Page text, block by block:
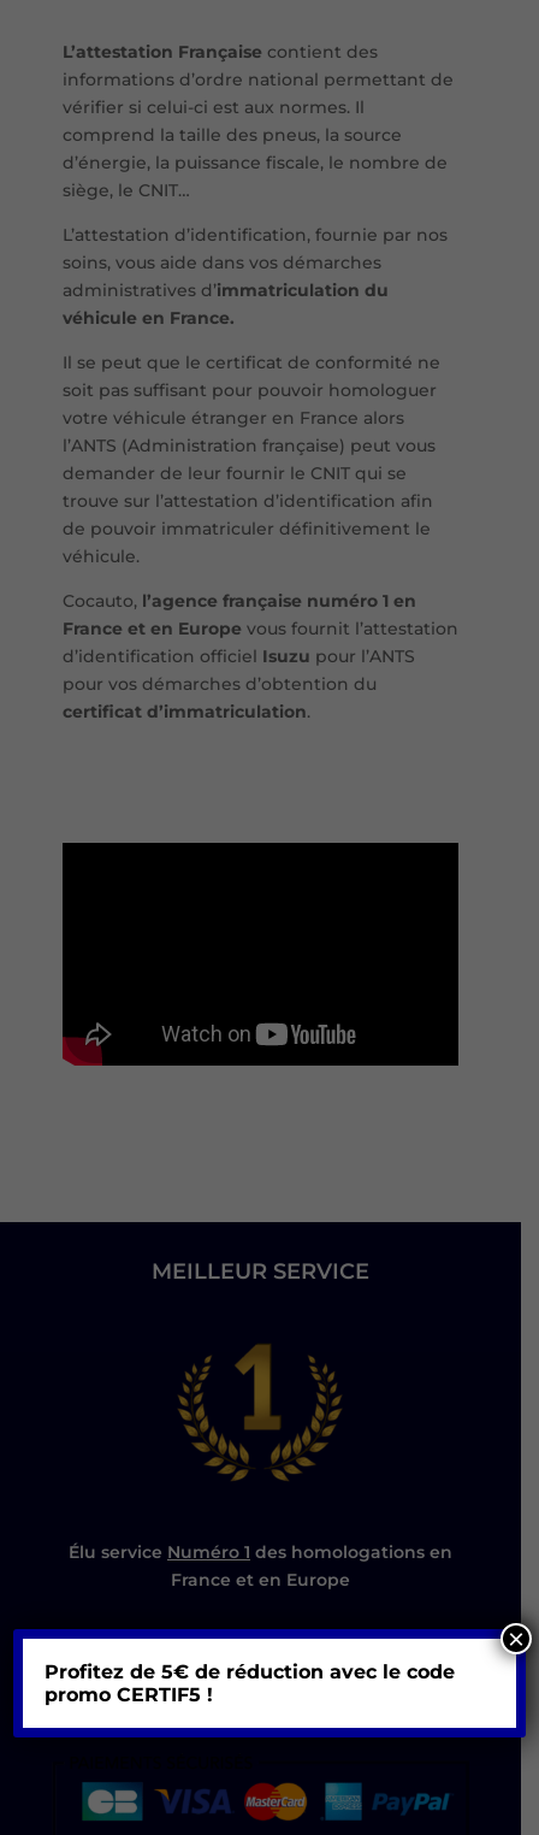
L’attestation Française contient des
informations d’ordre national permettant de
vérifier si celui-ci est aux normes. Il
comprend la taille des pneus, la source
d’énergie, la puissance fiscale, le nombre de
siège, le CNIT…
L’attestation d’identification, fournie par nos
soins, vous aide dans vos démarches
administratives d’immatriculation du
véhicule en France.
Il se peut que le certificat de conformité ne
soit pas suffisant pour pouvoir homologuer
votre véhicule étranger en France alors
l’ANTS (Administration française) peut vous
demander de leur fournir le CNIT qui se
trouve sur l’attestation d’identification afin
de pouvoir immatriculer définitivement le
véhicule.
Cocauto, l’agence française numéro 1 en
France et en Europe vous fournit l’attestation
d’identification officiel Isuzu pour l’ANTS
pour vos démarches d’obtention du
certificat d’immatriculation.
MEILLEUR SERVICE
Élu service Numéro 1 des homologations en
France et en Europe
PAIEMENT SÉCURISÉ
Profitez de 5€ de réduction avec le code
promoCERTIF5 !
×